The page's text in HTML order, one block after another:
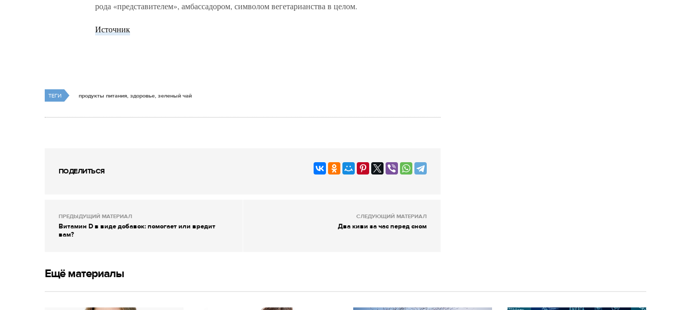
рода «представителем», амбассадором, символом вегетарианства в целом.
Источник
ТЕГИ продукты питания, здоровье, зеленый чай
ПОДЕЛИТЬСЯ
ПРЕДЫДУЩИЙ МАТЕРИАЛ
Витамин D в виде добавок: помогает или вредит
вам?
СЛЕДУЮЩИЙ МАТЕРИАЛ
Два киви за час перед сном
Ещё материалы